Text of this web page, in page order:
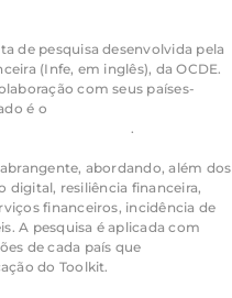
de pesquisa desenvolvida pela
(Infe, em inglês), da OCDE.
com seus países-
é o
estar financeiros.
abordando, além dos
digital, resiliência financeira,
financeiros, incidência de
A pesquisa é aplicada com
de cada país que
do Toolkit.